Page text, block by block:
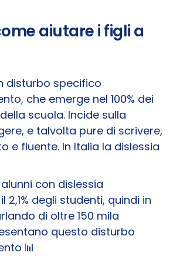
aiutare i figli a
disturbo specifico
che emerge nel 100% dei
scuola. Incide sulla
e talvolta pure di scrivere,
e fluente. In Italia la dislessia
con dislessia
2,1% degli studenti, quindi in
di oltre 150 mila
questo disturbo
📊